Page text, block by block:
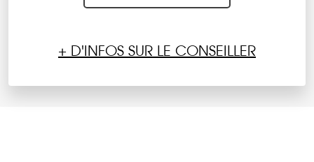
+ D'INFOS SUR LE CONSEILLER